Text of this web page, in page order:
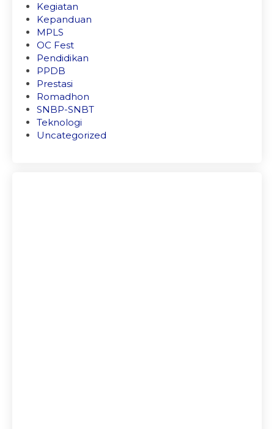
Kegiatan
Kepanduan
MPLS
OC Fest
Pendidikan
PPDB
Prestasi
Romadhon
SNBP-SNBT
Teknologi
Uncategorized